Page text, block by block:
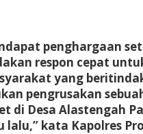
penghargaan
respon cepat
yang
pengrusakan
di Desa Alastengah
lalu,” kata Kapolres